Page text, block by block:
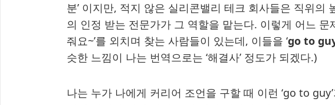
분’ 이지만, 적지 않은 실리콘밸리 테크 회사들은 직위의
의 인정 받는 전문가가 그 역할을 맡는다. 이렇게 어느 문
줘요~’를 외치며 찾는 사람들이 있는데, 이들을 ‘go to
슷한 느낌이 나는 번역으로는 ‘해결사’ 정도가 되겠다.)
나는 누가 나에게 커리어 조언을 구할 때 이런 ‘go to